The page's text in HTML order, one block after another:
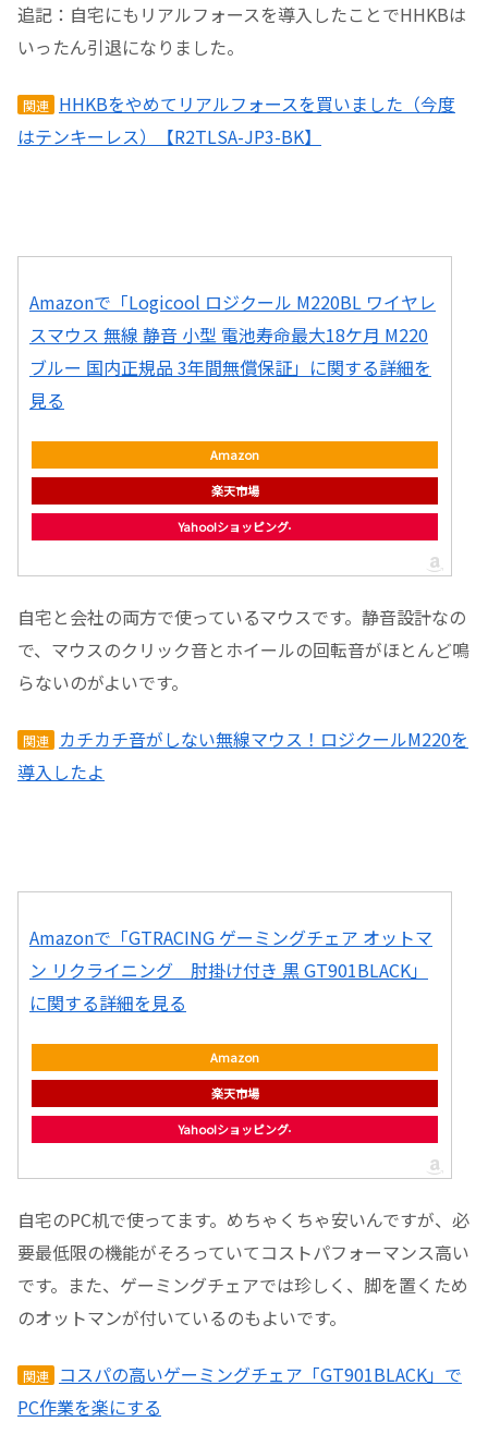
追記：自宅にもリアルフォースを導入したことでHHKBは
いったん引退になりました。
関連 HHKBをやめてリアルフォースを買いました（今度
はテンキーレス）【R2TLSA-JP3-BK】
Amazonで「Logicool ロジクール M220BL ワイヤレ
スマウス 無線 静音 小型 電池寿命最大18ケ月 M220
ブルー 国内正規品 3年間無償保証」に関する詳細を
見る
Amazon
楽天市場
Yahoo!ショッピング
自宅と会社の両方で使っているマウスです。静音設計なの
で、マウスのクリック音とホイールの回転音がほとんど鳴
らないのがよいです。
関連
カチカチ音がしない無線マウス！ロジクールM220を
導入したよ
Amazonで「GTRACING ゲーミングチェア オットマ
ン リクライニング 肘掛け付き 黒 GT901BLACK」
に関する詳細を見る
Amazon
楽天市場
Yahoo!ショッピング
自宅のPC机で使ってます。めちゃくちゃ安いんですが、必
要最低限の機能がそろっていてコストパフォーマンス高い
です。また、ゲーミングチェアでは珍しく、脚を置くため
のオットマンが付いているのもよいです。
関連
コスパの高いゲーミングチェア「GT901BLACK」で
PC作業を楽にする